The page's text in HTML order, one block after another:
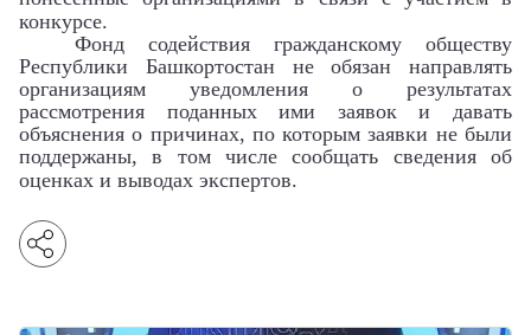
конкурсе.
Фонд содействия гражданскому обществу
Республики Башкортостан не обязан направлять
организациям уведомления о результатах
рассмотрения поданных ими заявок и давать
объяснения о причинах, по которым заявки не были
поддержаны, в том числе сообщать сведения об
оценках и выводах экспертов.